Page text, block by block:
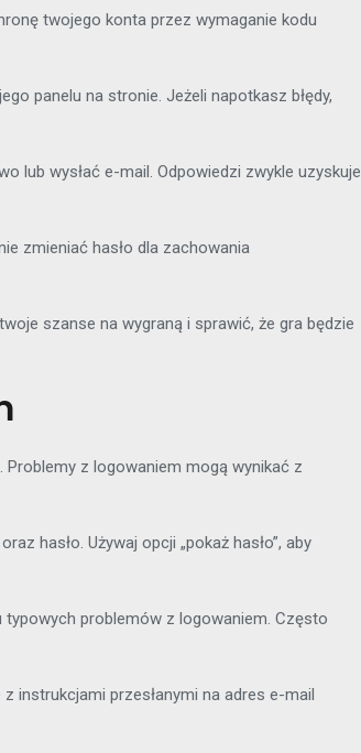
twojego konta przez wymaganie kodu
panelu na stronie. Jeżeli napotkasz błędy,
lub wysłać e-mail. Odpowiedzi zwykle uzyskuje
zmieniać hasło dla zachowania
szanse na wygraną i sprawić, że gra będzie
Problemy z logowaniem mogą wynikać z
hasło. Używaj opcji „pokaż hasło”, aby
problemów z logowaniem. Często
instrukcjami przesłanymi na adres e-mail